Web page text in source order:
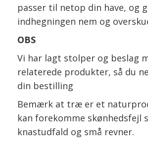
passer til netop din have, og
indhegningen nem og
OBS
Vi har lagt stolper og beslag
relaterede produkter, så du
din bestilling
Bemærk at træ er et
kan forekomme skønhedsfejl
knastudfald og små revner.